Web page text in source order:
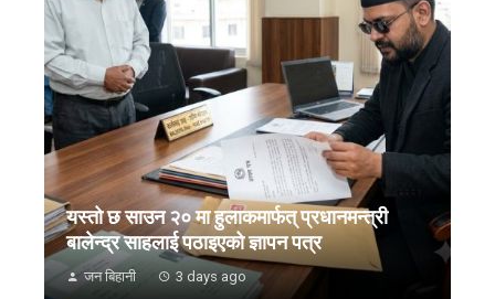
यस्तो छ साउन २० मा हुलाकमार्फत् प्रधानमन्त्री
बालेन्द्र साहलाई पठाइएको ज्ञापन पत्र
जन बिहानी 3 days ago